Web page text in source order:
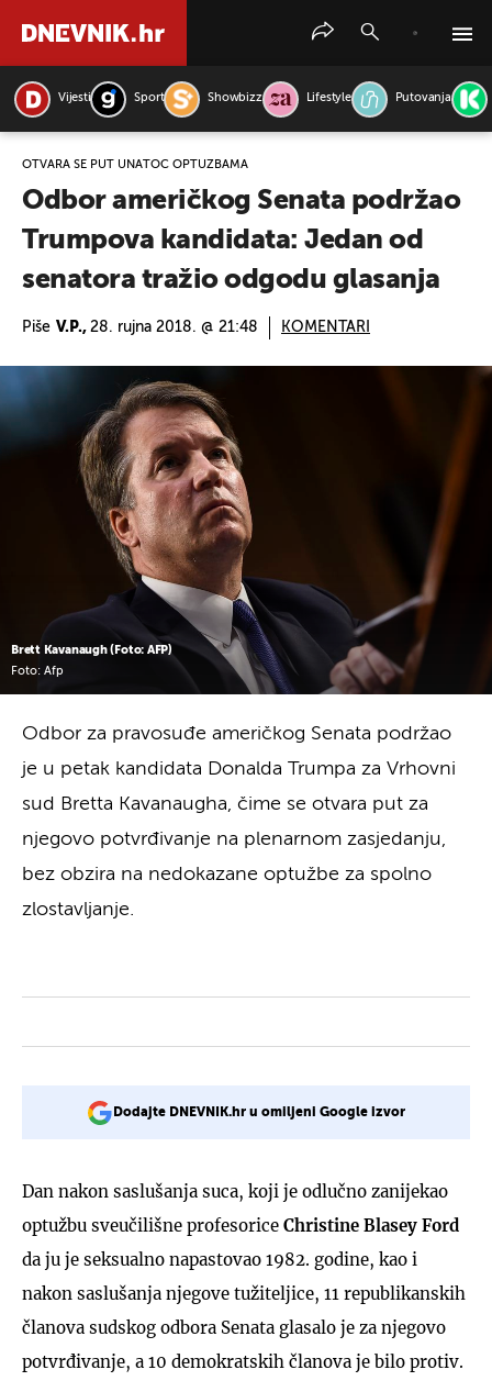
Vijesti Sport Showbizz Lifestyle Putovanja
OTVARA SE PUT UNATOČ OPTUŽBAMA
Odbor američkog Senata podržao
Trumpova kandidata: Jedan od
senatora tražio odgodu glasanja
Piše V.P., 28. rujna 2018. @ 21:48 KOMENTARI
Brett Kavanaugh (Foto: AFP)
Foto: Afp
Odbor za pravosuđe američkog Senata podržao
je u petak kandidata Donalda Trumpa za Vrhovni
sud Bretta Kavanaugha, čime se otvara put za
njegovo potvrđivanje na plenarnom zasjedanju,
bez obzira na nedokazane optužbe za spolno
zlostavljanje.
Dodajte DNEVNIK.hr u omiljeni Google izvor
Dan nakon saslušanja suca, koji je odlučno zanijekao
optužbu sveučilišne profesorice Christine Blasey Ford
da ju je seksualno napastovao 1982. godine, kao i
nakon saslušanja njegove tužiteljice, 11 republikanskih
članova sudskog odbora Senata glasalo je za njegovo
potvrđivanje, a 10 demokratskih članova je bilo protiv.
PRETRAŽITE VIJESTI